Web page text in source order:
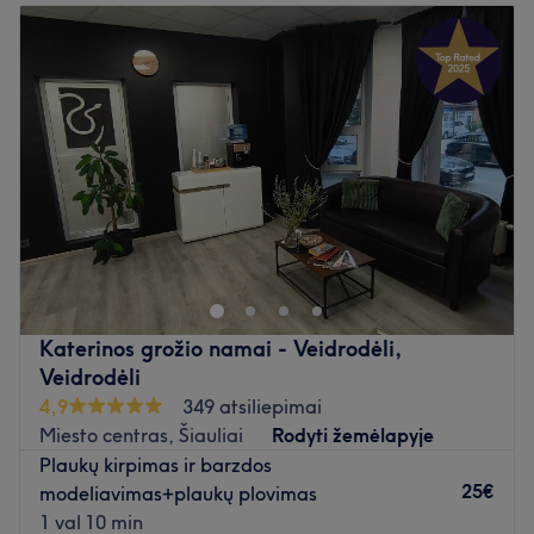
Atidaryti salono profilį
Antradienis
09:00–19:00
Trečiadienis
09:00
19:00
Ketvirtadienis
09:00
19:00
Penktadienis
09:00
19:00
Šeštadienis
Uždaryta
Sekmadienis
Uždaryta
Atnaujinkite savo išvaizdą salone Barbers house, kuris yra
įsikūręs Šiauliuose. Plaukų kirpimas, barzdos formavimas
ir šukuosena - tai tik kelios šio puikaus barberio siūlomų
Artimiausias viešasis transportas:
Saloną yra lengva pasiekti iš visų rajonų.
Komanda:
Barberis yra patyręs ir atidus specialistas, kuris užtikrins
kokybiškai atliktas paslaugas bei profesionalų
Katerinos grožio namai - Veidrodėli,
Veidrodėli
4,9
349 atsiliepimai
Miesto centras, Šiauliai
Rodyti žemėlapyje
Plaukų kirpimas ir barzdos
modeliavimas+plaukų plovimas
1 val 10 min
25€